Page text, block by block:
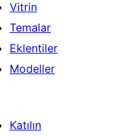
Vitrin
Temalar
Eklentiler
Modeller
Katılın